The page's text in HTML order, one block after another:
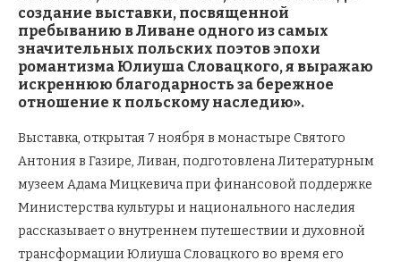
создание выставки, посвященной
пребыванию в Ливане одного из самых
значительных польских поэтов эпохи
романтизма Юлиуша Словацкого, я выражаю
искреннюю благодарность за бережное
отношение к польскому наследию».
Выставка, открытая 7 ноября в монастыре Святого
Антония в Газире, Ливан, подготовлена Литературным
музеем Адама Мицкевича при финансовой поддержке
Министерства культуры и национального наследия
рассказывает о внутреннем путешествии и духовной
трансформации Юлиуша Словацкого во время его